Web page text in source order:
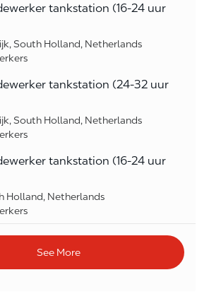
tankstation (16-24 uur
South Holland, Netherlands
tankstation (24-32 uur
South Holland, Netherlands
tankstation (16-24 uur
Holland, Netherlands
See More